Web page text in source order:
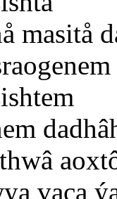
masitå
vaca